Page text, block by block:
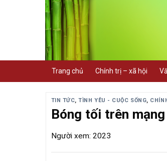
Trang chủ Chính trị – xã hội
TIN TỨC,TÌNH YÊU - CUỘC SỐNG,
Bóng tối trên
Người xem: 2023